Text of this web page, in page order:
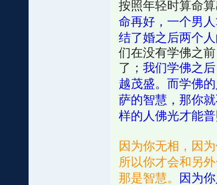
按照年轻时算命
命再好，一个男
结了婚之后两个
们在没有学佛之
了； 我们学佛之
越茂盛。而学佛
萨的智慧，那你
样的人佛光才能
因为你无相，因
所以你才会和另
那是智慧。
因为